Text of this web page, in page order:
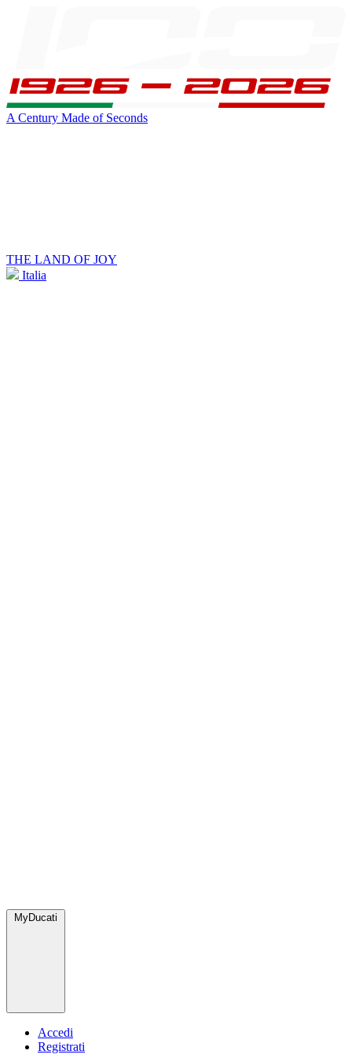
A Century Made of Seconds
THE LAND OF JOY
Italia
MyDucati
Accedi
Registrati